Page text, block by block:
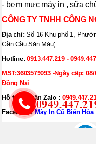
- bơm mực máy in , sữa
CÔNG TY TNHH CÔNG
Địa chỉ: Số 16 Khu phố 1,
Gần Cầu Săn Máu)
Hotline:0913.447.219 -
MST:3603579093 -Ngày cấp:
Đồng Nai
Hỗ trợ tư vấn Zalo :
Facebook:Máy In Cũ Biên